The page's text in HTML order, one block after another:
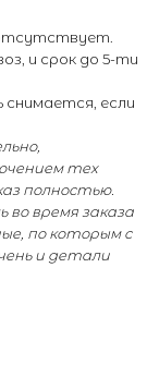
и срок до 5-ти
снимается, если
тех
полностью.
во время заказа
по которым с
и детали